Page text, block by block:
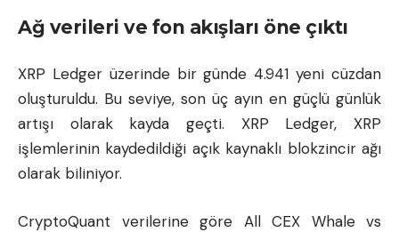
Ağ verileri ve fon akışları öne çıktı
XRP Ledger üzerinde bir günde 4.941 yeni cüzdan
oluşturuldu. Bu seviye, son üç ayın en güçlü günlük
artışı olarak kayda geçti. XRP Ledger, XRP
işlemlerinin kaydedildiği açık kaynaklı blokzincir ağı
olarak biliniyor.
CryptoQuant verilerine göre All CEX Whale vs